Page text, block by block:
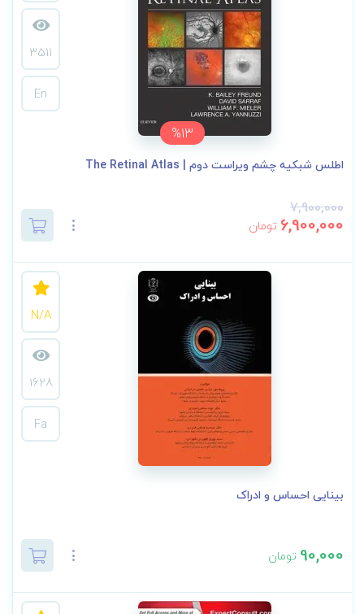
%13
3511
En
اطلس شبکیه چشم ویراست دوم | The Retinal Atlas
7,900,000
6,900,000 تومان
N/A
1628
Fa
بینایی احساس و ادراک
90,000 تومان